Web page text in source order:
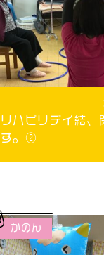
リハビリデイ結、
す。②
かのん